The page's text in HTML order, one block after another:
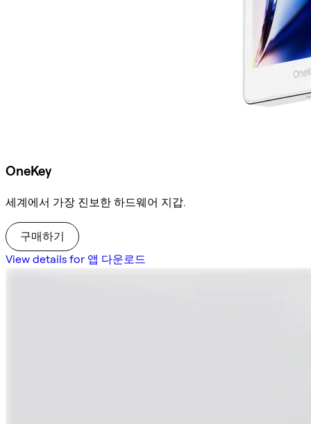
OneKey
세계에서 가장 진보한 하드웨어 지갑.
구매하기
View details for 앱 다운로드